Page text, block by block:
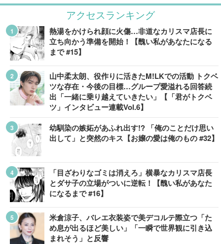
アクセスランキング
熱湯をかけられ顔に火傷…非道なカリスマ店長に
立ち向かう準備を開始！【醜い私があなたになる
まで #15】
山中柔太朗、役作りに活きたM!LKでの活動 トクベ
ツな存在・今後の目標…グループ愛溢れる回答続
出「一緒に乗り越えていきたい」【「君がトクベ
ツ」インタビュー連載Vol.6】
幼馴染の嫉妬があふれ出す!? 「俺のことだけ思い
出して」と突然のキス【お嬢の愛は俺のもの #32】
「目ざわりなゴミは消えろ」横暴なカリスマ店長
とダサ子の立場がついに逆転！【醜い私があなた
になるまで #16】
米倉涼子、バレエ衣装姿で美デコルテ際立つ「た
め息が出るほど美しい」「一瞬で世界観に引き込
まれそう」と反響